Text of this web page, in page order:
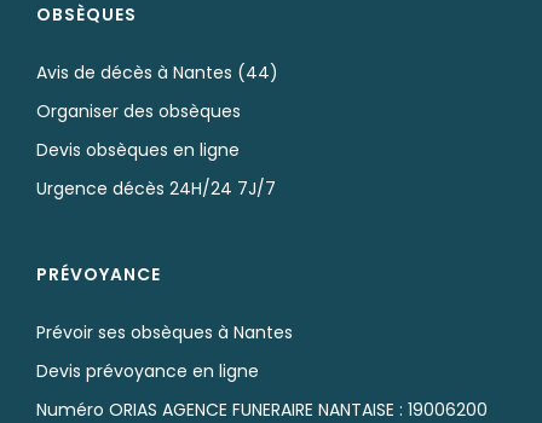
OBSÈQUES
Avis de décès à Nantes (44)
Organiser des obsèques
Devis obsèques en ligne
Urgence décès 24H/24 7J/7
PRÉVOYANCE
Prévoir ses obsèques à Nantes
Devis prévoyance en ligne
Numéro ORIAS AGENCE FUNERAIRE NANTAISE : 19006200